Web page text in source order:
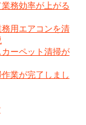
務効率が上がる
用エアコンを清
ーペット清掃が
業が完了しまし